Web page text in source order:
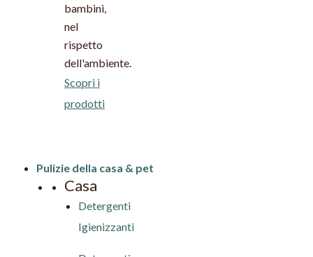
bambini,
nel
rispetto
dell'ambiente.
Scopri i
prodotti
Pulizie della casa & pet
Casa
Detergenti
Igienizzanti